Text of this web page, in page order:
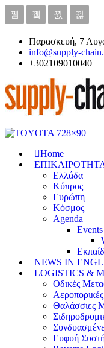
Παρασκευή, 7
info@supply-
+302109010040
Home
Ελλάδα
Κύπρος
Ευρώπη
Κόσμος
Agenda
Events
NEWS IN
LOGISTICS &
Οδικές
Θαλάσσιες
Ευφυή